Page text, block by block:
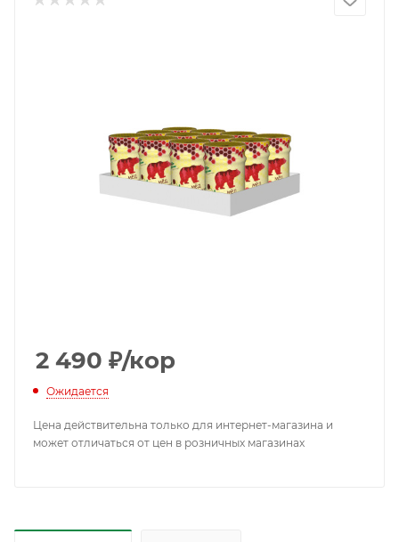
2 490 ₽/кор
Ожидается
Цена действительна только для интернет-магазина и
может отличаться от цен в розничных магазинах